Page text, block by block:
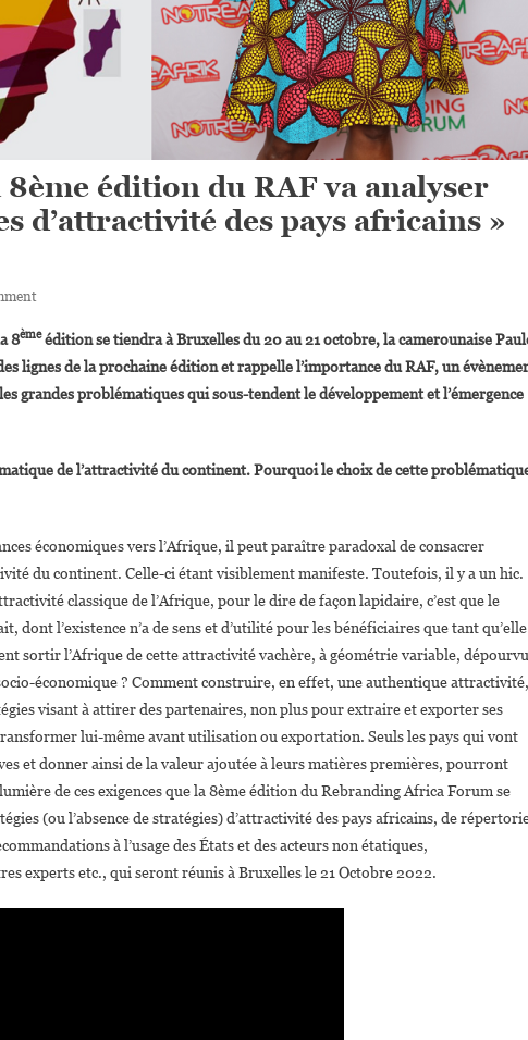
édition du RAF va analyser
d’attractivité des pays africains »
On
Renée
Etogo
:
RAF
Globalement
Les
Stratégies
D’attractivité
Des
Africains »
8èmeédition se tiendra à Bruxelles du 20 au 21 octobre, la camerounaise
lignes de la prochaine édition et rappelle l’importance du RAF, un
grandes problématiques qui sous-tendent le développement et l’émergence
de l’attractivité du continent. Pourquoi le choix de cette
économiques vers l’Afrique, il peut paraître paradoxal de consacrer
du continent. Celle-ci étant visiblement manifeste. Toutefois, il y a un hic.
classique de l’Afrique, pour le dire de façon lapidaire, c’est que le
dont l’existence n’a de sens et d’utilité pour les bénéficiaires que tant qu’elle
sortir l’Afrique de cette attractivité vachère, à géométrie variable,
économique ? Comment construire, en effet, une authentique attractivité,
visant à attirer des partenaires, non plus pour extraire et exporter ses
lui-même avant utilisation ou exportation. Seuls les pays qui vont
et donner ainsi de la valeur ajoutée à leurs matières premières, pourront
de ces exigences que la 8ème édition du Rebranding Africa Forum se
(ou l’absence de stratégies) d’attractivité des pays africains, de
à l’usage des États et des acteurs non étatiques,
experts etc., qui seront réunis à Bruxelles le 21 Octobre 2022.